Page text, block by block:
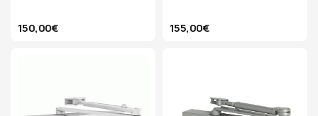
150,00€ 155,00€